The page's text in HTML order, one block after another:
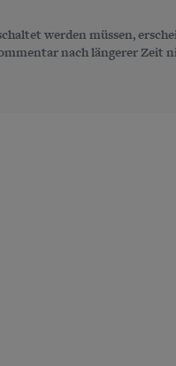
werden müssen,
nach längerer Zeit